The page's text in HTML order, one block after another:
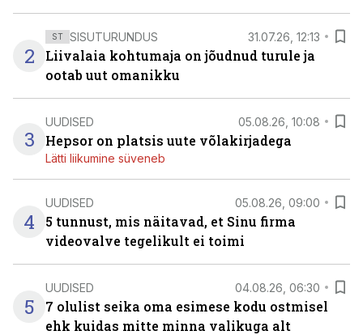
2
ST SISUTURUNDUS 31.07.26, 12:13
Liivalaia kohtumaja on jõudnud turule ja
ootab uut omanikku
3
UUDISED 05.08.26, 10:08
Hepsor on platsis uute võlakirjadega
Lätti liikumine süveneb
4
UUDISED 05.08.26, 09:00
5 tunnust, mis näitavad, et Sinu firma
videovalve tegelikult ei toimi
5
UUDISED 04.08.26, 06:30
7 olulist seika oma esimese kodu ostmisel
ehk kuidas mitte minna valikuga alt